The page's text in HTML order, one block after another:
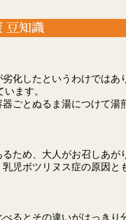
豆知識
化したというわけではあ
ます。
ごとぬるま湯につけて湯
ため、大人がお召しあが
児ボツリヌス症の原因と
るとその違いがはっきり